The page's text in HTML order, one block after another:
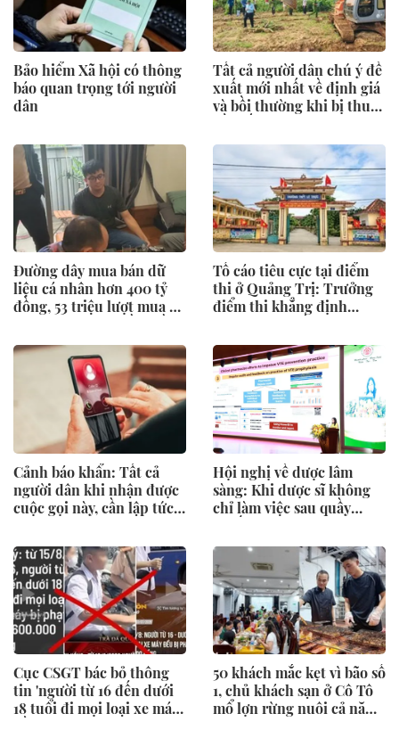
Bảo hiểm Xã hội có thông
báo quan trọng tới người
dân
Tất cả người dân chú ý đề
xuất mới nhất về định giá
và bồi thường khi bị thu
Đường dây mua bán dữ
liệu cá nhân hơn 400 tỷ
đồng, 53 triệu lượt mua do
Tố cáo tiêu cực tại điểm
thi ở Quảng Trị: Trưởng
điểm thi khẳng định
Cảnh báo khẩn: Tất cả
người dân khi nhận được
cuộc gọi này, cần lập tức
Hội nghị về dược lâm
sàng: Khi dược sĩ không
chỉ làm việc sau quầy
Cục CSGT bác bỏ thông
tin 'người từ 16 đến dưới
18 tuổi đi mọi loại xe máy
50 khách mắc kẹt vì bão số
1, chủ khách sạn ở Cô Tô
mổ lợn rừng nuôi cả năm